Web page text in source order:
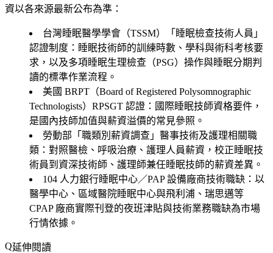
資以各來源最新公布為準：
台灣睡眠醫學學會（TSSM）「睡眠檢查技術人員」
認證制度 ：睡眠技術師的訓練時數、學科與術科考核要
求，以及多項睡眠生理檢查（PSG）操作與睡眠分期判
讀的標準作業流程。
美國 BRPT（Board of Registered Polysomnographic
Technologists）RPSGT 認證 ：國際睡眠技師資格要件，
是國內技師加值與薪資溢價的常見參照。
勞動部「職類別薪資調查」醫事技術及護理相關職
類 ：對照醫檢、呼吸治療、護理人員薪資，校正睡眠技
術員到資深技術師、護理師兼任睡眠技師的薪資差異。
104 人力銀行睡眠中心／PAP 設備廠商技術職缺 ：以
醫學中心、區域醫院睡眠中心與飛利浦、瑞思邁等
CPAP 廠商實際刊登的夜班津貼與技術業務職缺為市場
行情依據。
延伸閱讀